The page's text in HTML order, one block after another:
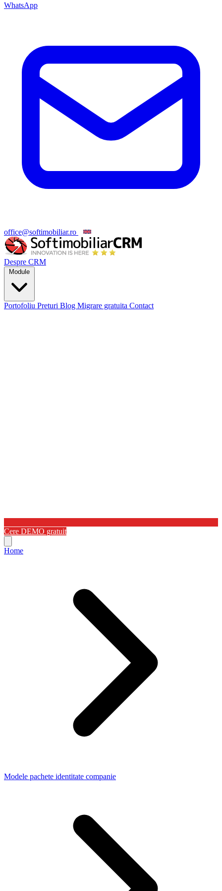
WhatsApp
office@softimobiliar.ro
Despre CRM
Module
Portofoliu Preturi Blog Migrare gratuita Contact
Cere DEMO gratuit
Home
Modele pachete identitate companie